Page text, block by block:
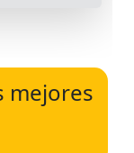
mejores